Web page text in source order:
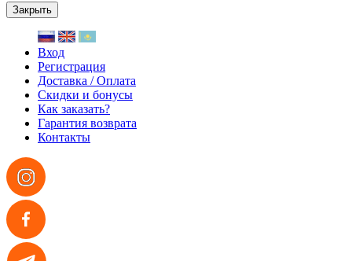
Закрыть
Вход
Регистрация
Доставка / Оплата
Скидки и бонусы
Как заказать?
Гарантия возврата
Контакты